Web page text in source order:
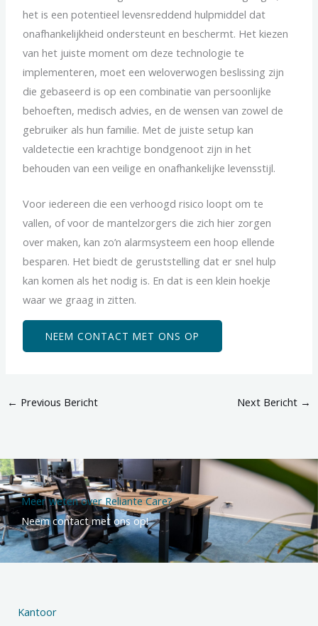
het is een potentieel levensreddend hulpmiddel dat
onafhankelijkheid ondersteunt en beschermt. Het kiezen
van het juiste moment om deze technologie te
implementeren, moet een weloverwogen beslissing zijn
die gebaseerd is op een combinatie van persoonlijke
behoeften, medisch advies, en de wensen van zowel de
gebruiker als hun familie. Met de juiste setup kan
valdetectie een krachtige bondgenoot zijn in het
behouden van een veilige en onafhankelijke levensstijl.
Voor iedereen die een verhoogd risico loopt om te
vallen, of voor de mantelzorgers die zich hier zorgen
over maken, kan zo’n alarmsysteem een hoop ellende
besparen. Het biedt de geruststelling dat er snel hulp
kan komen als het nodig is. En dat is een klein hoekje
waar we graag in zitten.
NEEM CONTACT MET ONS OP
← Previous Bericht Next Bericht →
Meer weten over Reliante Care?
Neem contact met ons op!
Kantoor